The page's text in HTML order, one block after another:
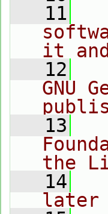
   11
it
   12
GNU
   13
the
   14
later